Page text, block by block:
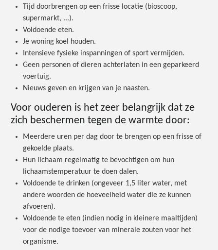
Tijd doorbrengen op een frisse locatie (bioscoop,
supermarkt, ...).
Voldoende eten.
Je woning koel houden.
Intensieve fysieke inspanningen of sport vermijden.
Geen personen of dieren achterlaten in een geparkeerd
voertuig.
Nieuws geven en krijgen van je naasten.
Voor ouderen is het zeer belangrijk dat ze
zich beschermen tegen de warmte door:
Meerdere uren per dag door te brengen op een frisse of
gekoelde plaats.
Hun lichaam regelmatig te bevochtigen om hun
lichaamstemperatuur te doen dalen.
Voldoende te drinken (ongeveer 1,5 liter water, met
andere woorden de hoeveelheid water die ze kunnen
afvoeren).
Voldoende te eten (indien nodig in kleinere maaltijden)
voor de nodige toevoer van minerale zouten voor het
organisme.